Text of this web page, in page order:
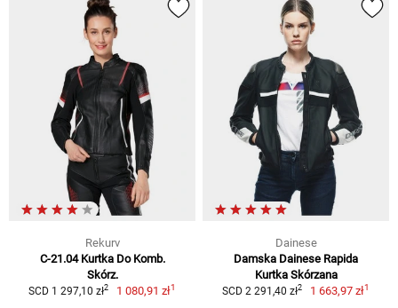
Rekurv
C-21.04 Kurtka Do Komb.
Skórz.
SCD 1 297,10 zł2 1 080,91 zł1
Dainese
Damska Dainese Rapida
Kurtka Skórzana
SCD 2 291,40 zł2 1 663,97 zł1